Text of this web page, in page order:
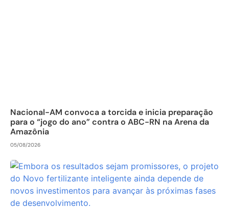
Nacional-AM convoca a torcida e inicia preparação
para o “jogo do ano” contra o ABC-RN na Arena da
Amazônia
05/08/2026